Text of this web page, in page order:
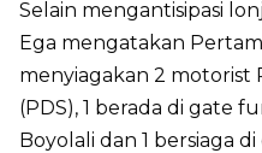
Selain mengantisipasi
Ega mengatakan
menyiagakan 2 motorist
(PDS), 1 berada di gate
Boyolali dan 1 bersiaga